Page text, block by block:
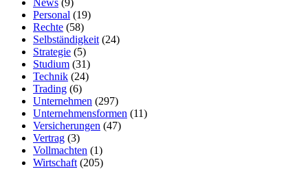
News (9)
Personal (19)
Rechte (58)
Selbständigkeit (24)
Strategie (5)
Studium (31)
Technik (24)
Trading (6)
Unternehmen (297)
Unternehmensformen (11)
Versicherungen (47)
Vertrag (3)
Vollmachten (1)
Wirtschaft (205)